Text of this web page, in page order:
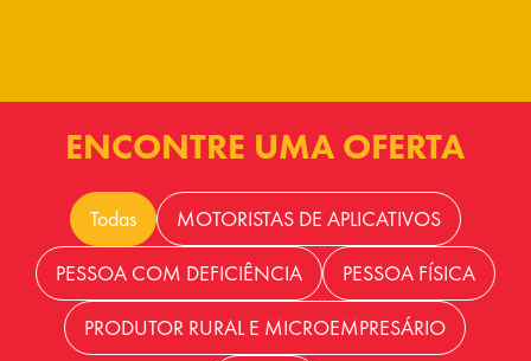
ENCONTRE UMA OFERTA
Todas MOTORISTAS DE APLICATIVOS
PESSOA COM DEFICIÊNCIA PESSOA FÍSICA
PRODUTOR RURAL E MICROEMPRESÁRIO